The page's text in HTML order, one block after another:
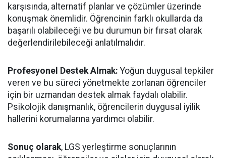
karşısında, alternatif planlar ve çözümler üzerinde
konuşmak önemlidir. Öğrencinin farklı okullarda da
başarılı olabileceği ve bu durumun bir fırsat olarak
değerlendirilebileceği anlatılmalıdır.
Profesyonel Destek Almak: Yoğun duygusal tepkiler
veren ve bu süreci yönetmekte zorlanan öğrenciler
için bir uzmandan destek almak faydalı olabilir.
Psikolojik danışmanlık, öğrencilerin duygusal iyilik
hallerini korumalarına yardımcı olabilir.
Sonuç olarak, LGS yerleştirme sonuçlarının